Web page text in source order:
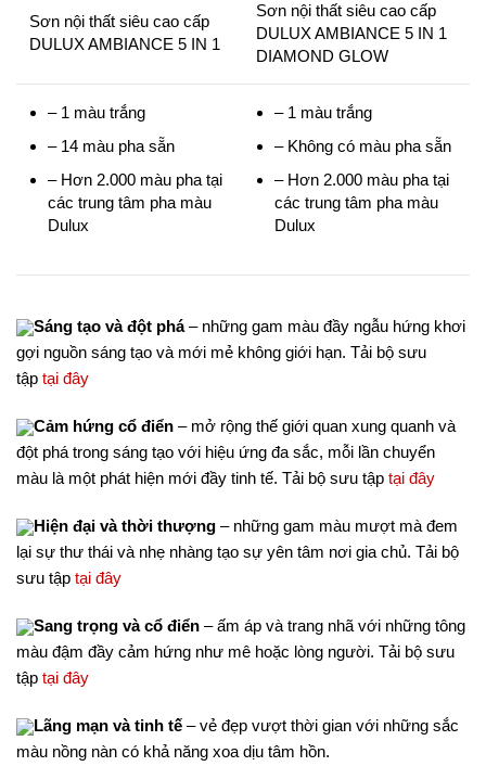
Sơn nội thất siêu cao cấp
DULUX AMBIANCE 5 IN 1
Sơn nội thất siêu cao cấp
DULUX AMBIANCE 5 IN 1
DIAMOND GLOW
– 1 màu trắng
– 14 màu pha sẵn
– Hơn 2.000 màu pha tại
các trung tâm pha màu
Dulux
– 1 màu trắng
– Không có màu pha sẵn
– Hơn 2.000 màu pha tại
các trung tâm pha màu
Dulux
Sáng tạo và đột phá– những gam màu đầy ngẫu hứng khơi
gợi nguồn sáng tạo và mới mẻ không giới hạn. Tải bộ sưu
tập tại đây
Cảm hứng cổ điển – mở rộng thế giới quan xung quanh và
đột phá trong sáng tạo với hiệu ứng đa sắc, mỗi lần chuyển
màu là một phát hiện mới đầy tinh tế. Tải bộ sưu tập tại đây
Hiện đại và thời thượng – những gam màu mượt mà đem
lại sự thư thái và nhẹ nhàng tạo sự yên tâm nơi gia chủ. Tải bộ
sưu tập tại đây
Sang trọng và cổ điển – ấm áp và trang nhã với những tông
màu đậm đầy cảm hứng như mê hoặc lòng người. Tải bộ sưu
tập tại đây
Lãng mạn và tinh tế – vẻ đẹp vượt thời gian với những sắc
màu nồng nàn có khả năng xoa dịu tâm hồn.